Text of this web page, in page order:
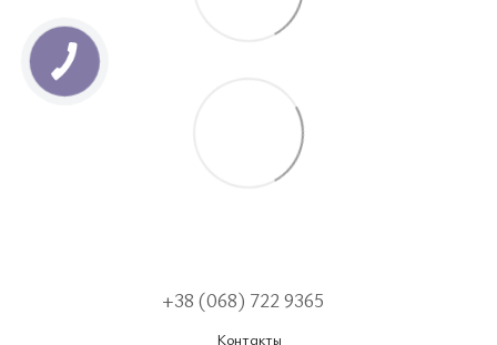
+38 (068) 722 9365
Контакты